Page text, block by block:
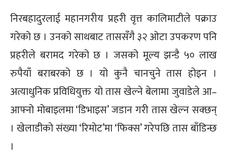
निरबहादुरलाई महानगरीय प्रहरी वृत्त कालिमाटीले पक्राउ
गरेको छ । उनको साथबाट ताससँगै ३२ ओटा उपकरण पनि
प्रहरीले बरामद गरेको छ । जसको मूल्य झन्डै ५० लाख
रुपैयाँ बराबरको छ । यो कुनै चानचुने तास होइन ।
अत्याधुनिक प्रविधियुक्त यो तास खेल्ने बेलामा जुवाडेले आ–
आफ्नो मोबाइलमा ‘डिभाइस’ जडान गरी तास खेल्न सक्छन्
। खेलाडीको संख्या ‘रिमोट’मा ‘फिक्स’ गरेपछि तास बाँडिन्छ
।